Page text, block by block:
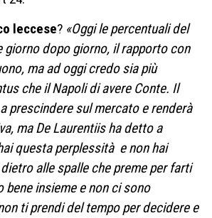
leccese? «Oggi le percentuali del
giorno dopo giorno, il rapporto con
ma ad oggi credo sia più
che il Napoli di avere Conte. Il
prescindere sul mercato e renderà
ma De Laurentiis ha detto a
questa perplessità e non hai
alle spalle che preme per farti
bene insieme e non ci sono
ti prendi del tempo per decidere e